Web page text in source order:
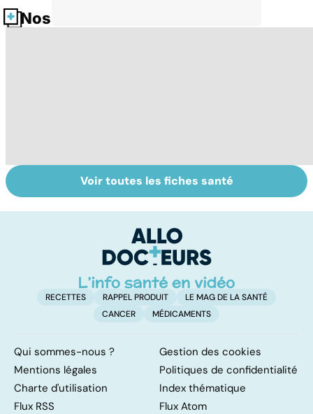
Nos fiches santé
Tout savoir sur
les infections
Inflammation des
amygdales : que
d'angine ?
Voir toutes les fiches santé
RECETTES RAPPEL PRODUIT
LE MAG DE LA SANTÉ
CANCER
MÉDICAMENTS
Qui sommes-nous ?
Gestion des cookies
Mentions légales
Politiques de confidentialité
Charte d'utilisation
Index thématique
Flux RSS
Flux Atom